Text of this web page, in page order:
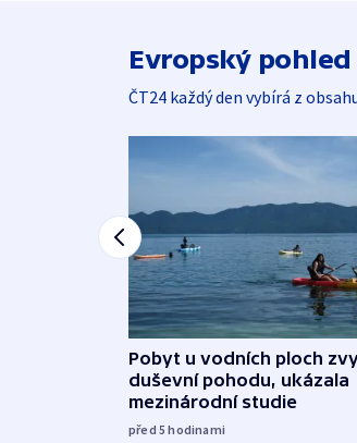
Evropský pohled
ČT24 každý den vybírá z
Pobyt u vodních ploch
duševní pohodu, ukázala
mezinárodní studie
před 5hodinami